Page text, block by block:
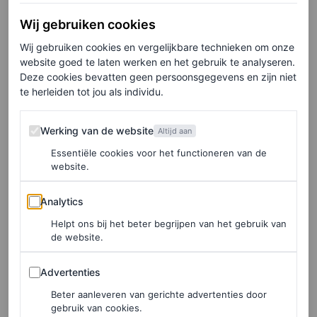
LEES OOK
Eet jij ongemerkt te veel suiker? Deze
signalen verklappen het
PHILIPP WEHSACK
De nadelen
Hot pilates is misschien niet voor iedereen geschikt.
Colvin waarschuwt mensen met bepaalde
gezondheidsproblemen – zoals astma, hartaandoeningen,
lage bloeddruk of lage bloedsuikerspiegel – om twee
keer na te denken voordat ze zich aanmelden. Hetzelfde
geldt voor vrouwen die zwanger zijn. Het overmatig
Wij gebruiken cookies
Wij gebruiken cookies en vergelijkbare technieken om onze
website goed te laten werken en het gebruik te analyseren.
Deze cookies bevatten geen persoonsgegevens en zijn niet
te herleiden tot jou als individu.
Werking van de website
Werking van de website Altijd aan
Essentiële cookies voor het functioneren van de
website.
Analytics
Analytics
Helpt ons bij het beter begrijpen van het gebruik van
de website.
Advertenties
Advertenties
Beter aanleveren van gerichte advertenties door
gebruik van cookies.